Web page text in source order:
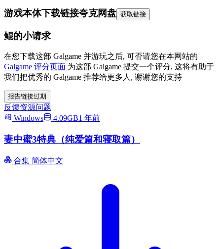
游戏本体下载链接夸克网盘 获取链接
鲲的小请求
在您下载这部 Galgame 并游玩之后, 可否请您在本网站的
Galgame 评分页面 为这部 Galgame 提交一个评分, 这将有助于
我们把优秀的 Galgame 推荐给更多人, 谢谢您的支持
报告链接过期
反馈资源问题
Windows
4.09GB1 年前
妻中蜜3特典（纯爱篇和寝取篇）
合集 简体中文